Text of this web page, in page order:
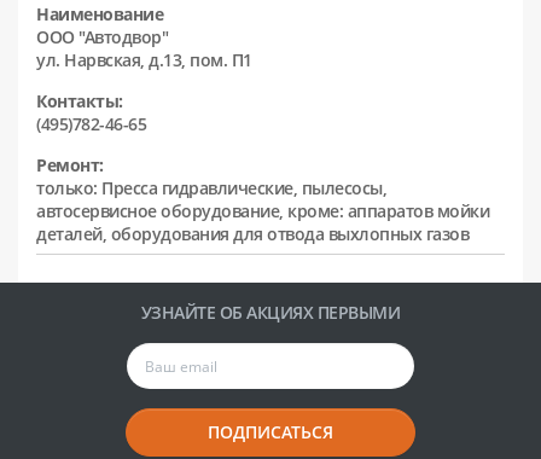
Наименование
ООО "Автодвор"
ул. Нарвская, д.13, пом. П1
Контакты:
(495)782-46-65
Ремонт:
только: Пресса гидравлические, пылесосы,
автосервисное оборудование, кроме: аппаратов мойки
деталей, оборудования для отвода выхлопных газов
УЗНАЙТЕ ОБ АКЦИЯХ ПЕРВЫМИ
ПОДПИСАТЬСЯ